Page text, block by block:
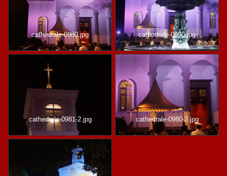
cathedrale-0980.jpg cathedrale-0990.jpg
cathedrale-0981-2.jpg cathedrale-0980-3.jpg